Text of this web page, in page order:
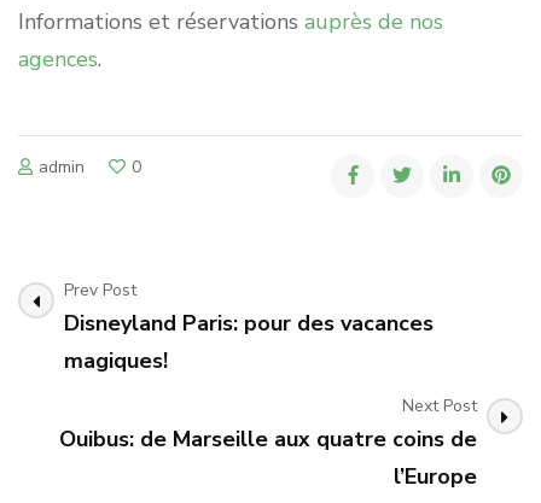
Informations et réservations auprès de nos
agences.
admin 0
Post
Navigation
Prev Post
Disneyland Paris: pour des vacances
magiques!
Next Post
Ouibus: de Marseille aux quatre coins de
l’Europe